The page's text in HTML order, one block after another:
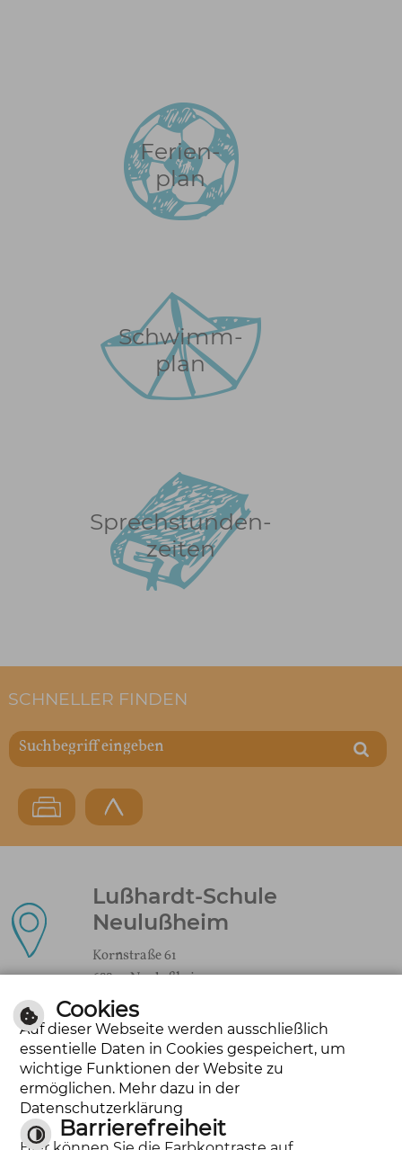
Ferien-
plan
Schwimm-
plan
Sprechstunden-
zeiten
SCHNELLER FINDEN
Lußhardt-Schule
Neulußheim
Kornstraße 61
68809 Neulußheim
kontakt@lusshardt-schule.de
Tel.: 06205-31721
Cookies
Auf dieser Webseite werden ausschließlich
essentielle Daten in Cookies gespeichert, um
wichtige Funktionen der Website zu
ermöglichen. Mehr dazu in der
Datenschutzerklärung
Barrierefreiheit